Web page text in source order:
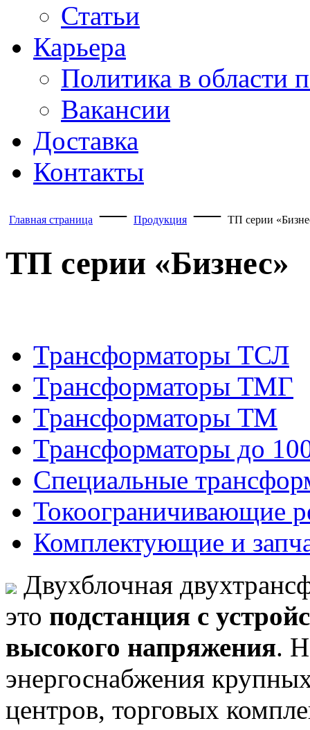
Статьи
Карьера
Политика в области
Вакансии
Доставка
Контакты
Главная страница — Продукция — ТП серии
ТП серии «Бизнес»
Трансформаторы ТСЛ
Трансформаторы ТМГ
Трансформаторы ТМ
Трансформаторы до
Специальные
Токоограничивающие
Комплектующие и
Двухблочная
это подстанция с
высокого напряжения.
энергоснабжения
центров, торговых